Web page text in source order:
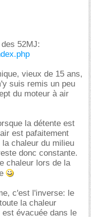
52MJ:
vieux de 15 ans,
suis remis un peu
du moteur à air
la détente est
est pafaitement
chaleur du milieu
donc constante.
chaleur lors de la
c'est l'inverse: le
la chaleur
évacuée dans le